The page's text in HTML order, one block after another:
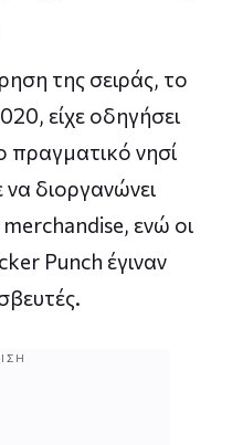
της σειράς, το
είχε οδηγήσει
πραγματικό νησί
να διοργανώνει
ενώ οι
Punch έγιναν